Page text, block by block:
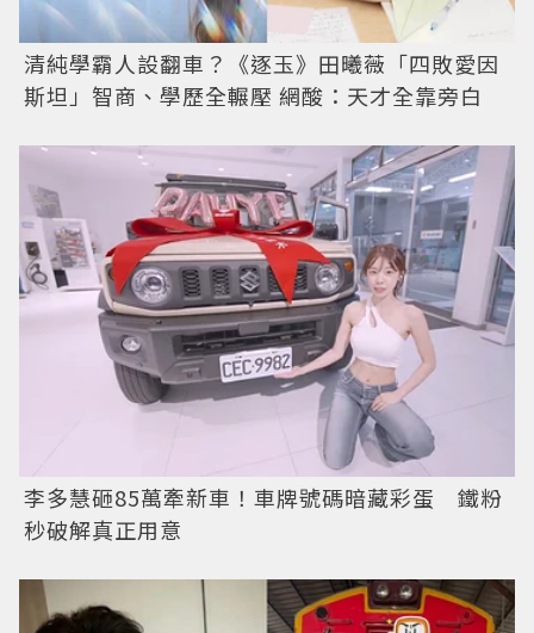
清純學霸人設翻車？《逐玉》田曦薇「四敗愛因
斯坦」智商、學歷全輾壓 網酸：天才全靠旁白
李多慧砸85萬牽新車！車牌號碼暗藏彩蛋 鐵粉
秒破解真正用意